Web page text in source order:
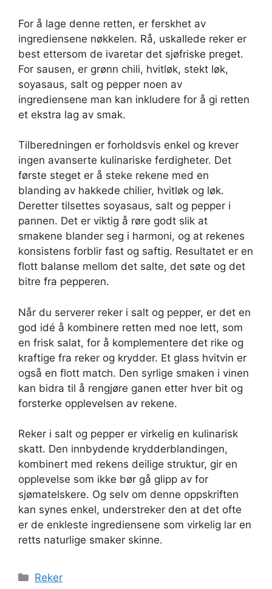
For å lage denne retten, er ferskhet av
ingrediensene nøkkelen. Rå, uskallede reker er
best ettersom de ivaretar det sjøfriske preget.
For sausen, er grønn chili, hvitløk, stekt løk,
soyasaus, salt og pepper noen av
ingrediensene man kan inkludere for å gi retten
et ekstra lag av smak.
Tilberedningen er forholdsvis enkel og krever
ingen avanserte kulinariske ferdigheter. Det
første steget er å steke rekene med en
blanding av hakkede chilier, hvitløk og løk.
Deretter tilsettes soyasaus, salt og pepper i
pannen. Det er viktig å røre godt slik at
smakene blander seg i harmoni, og at rekenes
konsistens forblir fast og saftig. Resultatet er en
flott balanse mellom det salte, det søte og det
bitre fra pepperen.
Når du serverer reker i salt og pepper, er det en
god idé å kombinere retten med noe lett, som
en frisk salat, for å komplementere det rike og
kraftige fra reker og krydder. Et glass hvitvin er
også en flott match. Den syrlige smaken i vinen
kan bidra til å rengjøre ganen etter hver bit og
forsterke opplevelsen av rekene.
Reker i salt og pepper er virkelig en kulinarisk
skatt. Den innbydende krydderblandingen,
kombinert med rekens deilige struktur, gir en
opplevelse som ikke bør gå glipp av for
sjømatelskere. Og selv om denne oppskriften
kan synes enkel, understreker den at det ofte
er de enkleste ingrediensene som virkelig lar en
retts naturlige smaker skinne.
Kategorier
Reker